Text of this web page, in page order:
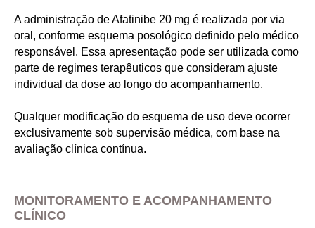
A administração de Afatinibe 20 mg é realizada por via
oral, conforme esquema posológico definido pelo médico
responsável. Essa apresentação pode ser utilizada como
parte de regimes terapêuticos que consideram ajuste
individual da dose ao longo do acompanhamento.
Qualquer modificação do esquema de uso deve ocorrer
exclusivamente sob supervisão médica, com base na
avaliação clínica contínua.
MONITORAMENTO E ACOMPANHAMENTO
CLÍNICO